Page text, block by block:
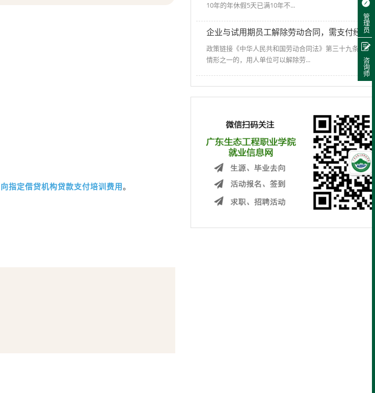
向指定借贷机构贷款支付培训费用。
10年的年休假5天已满10年不...
企业与试用期员工解除劳动合同，需支付经济
政策链接《中华人民共和国劳动合同法》第三十九条 劳
情形之一的，用人单位可以解除劳...
管理员
咨询师